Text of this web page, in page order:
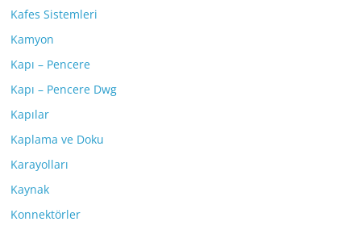
Kafes Sistemleri
Kamyon
Kapı – Pencere
Kapı – Pencere Dwg
Kapılar
Kaplama ve Doku
Karayolları
Kaynak
Konnektörler